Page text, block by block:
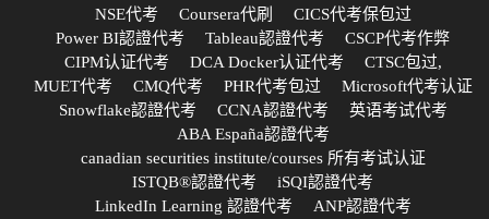
NSE代考
Coursera代刷
CICS代考保包过
Power BI認證代考
Tableau認證代考
CSCP代考作弊
CIPM认证代考
DCA Docker认证代考
CTSC包过,
MUET代考
CMQ代考 PHR代考包过
Microsoft代考认证
Snowflake認證代考
CCNA認證代考
英语考试代考
ABA España認證代考
canadian securities institute/courses 所有考试认证
ISTQB®認證代考
iSQI認證代考
LinkedIn Learning 認證代考
ANP認證代考